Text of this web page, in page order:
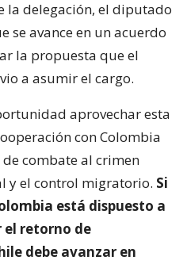
la delegación, el diputado
se avance en un acuerdo
la propuesta que el
a asumir el cargo.
aprovechar esta
con Colombia
combate al crimen
y el control migratorio. Si
está dispuesto a
retorno de
debe avanzar en